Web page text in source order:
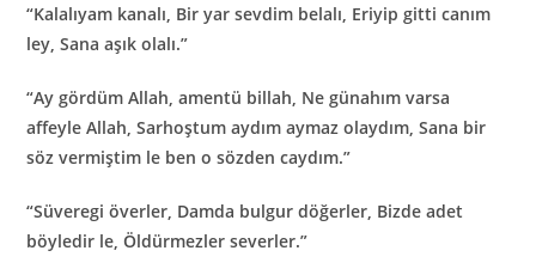
“Kalalıyam kanalı, Bir yar sevdim belalı, Eriyip gitti canım
ley, Sana aşık olalı.”
“Ay gördüm Allah, amentü billah, Ne günahım varsa
affeyle Allah, Sarhoştum aydım aymaz olaydım, Sana bir
söz vermiştim le ben o sözden caydım.”
“Süveregi överler, Damda bulgur döğerler, Bizde adet
böyledir le, Öldürmezler severler.”